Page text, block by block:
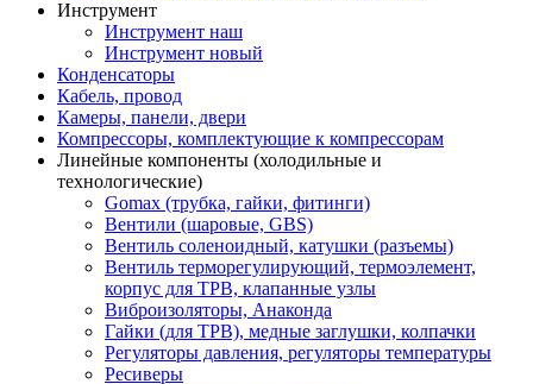
Инструмент
Инструмент наш
Инструмент новый
Конденсаторы
Кабель, провод
Камеры, панели, двери
Компрессоры, комплектующие к компрессорам
Линейные компоненты (холодильные и
технологические)
Gomax (трубка, гайки, фитинги)
Вентили (шаровые, GBS)
Вентиль соленоидный, катушки (разъемы)
Вентиль терморегулирующий, термоэлемент,
корпус для ТРВ, клапанные узлы
Виброизоляторы, Анаконда
Гайки (для ТРВ), медные заглушки, колпачки
Регуляторы давления, регуляторы температуры
Ресиверы